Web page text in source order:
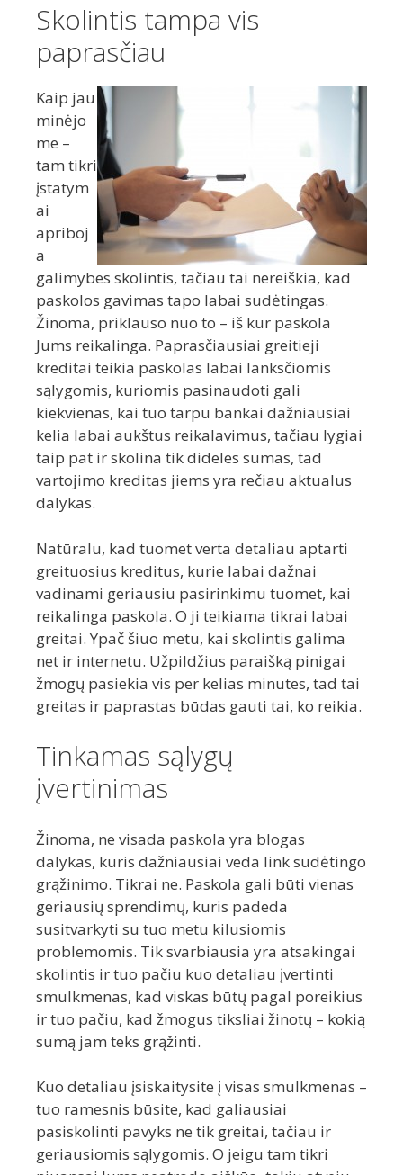
Skolintis tampa vis
paprasčiau
Kaip jau
minėjo
me –
tam tikri
įstatym
ai
apriboj
a
galimybes skolintis, tačiau tai nereiškia, kad
paskolos gavimas tapo labai sudėtingas.
Žinoma, priklauso nuo to – iš kur paskola
Jums reikalinga. Paprasčiausiai greitieji
kreditai teikia paskolas labai lanksčiomis
sąlygomis, kuriomis pasinaudoti gali
kiekvienas, kai tuo tarpu bankai dažniausiai
kelia labai aukštus reikalavimus, tačiau lygiai
taip pat ir skolina tik dideles sumas, tad
vartojimo kreditas jiems yra rečiau aktualus
dalykas.
Natūralu, kad tuomet verta detaliau aptarti
greituosius kreditus, kurie labai dažnai
vadinami geriausiu pasirinkimu tuomet, kai
reikalinga paskola. O ji teikiama tikrai labai
greitai. Ypač šiuo metu, kai skolintis galima
net ir internetu. Užpildžius paraišką pinigai
žmogų pasiekia vis per kelias minutes, tad tai
greitas ir paprastas būdas gauti tai, ko reikia.
Tinkamas sąlygų
įvertinimas
Žinoma, ne visada paskola yra blogas
dalykas, kuris dažniausiai veda link sudėtingo
grąžinimo. Tikrai ne. Paskola gali būti vienas
geriausių sprendimų, kuris padeda
susitvarkyti su tuo metu kilusiomis
problemomis. Tik svarbiausia yra atsakingai
skolintis ir tuo pačiu kuo detaliau įvertinti
smulkmenas, kad viskas būtų pagal poreikius
ir tuo pačiu, kad žmogus tiksliai žinotų – kokią
sumą jam teks grąžinti.
Kuo detaliau įsiskaitysite į visas smulkmenas –
tuo ramesnis būsite, kad galiausiai
pasiskolinti pavyks ne tik greitai, tačiau ir
geriausiomis sąlygomis. O jeigu tam tikri